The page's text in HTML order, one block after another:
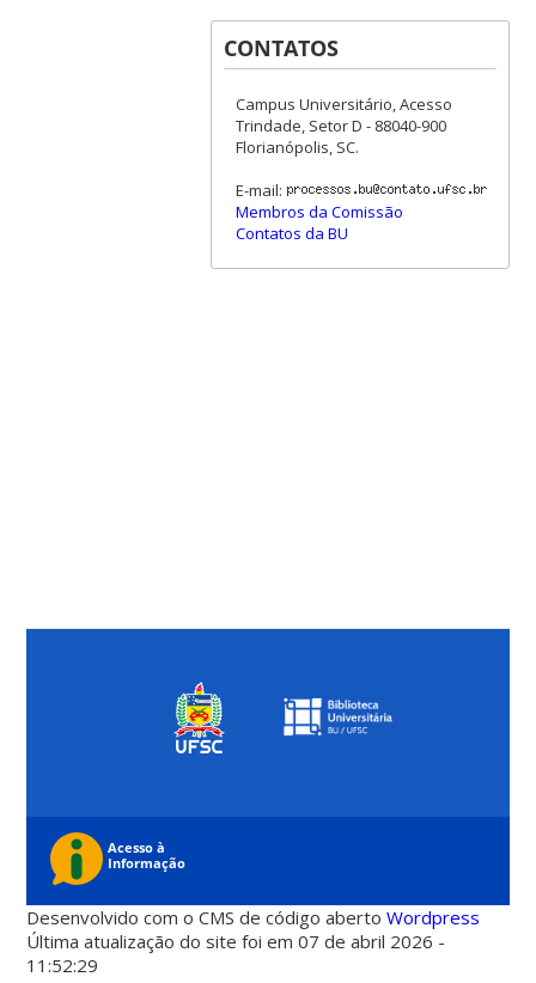
CONTATOS
Campus Universitário, Acesso
Trindade, Setor D - 88040-900
Florianópolis, SC.
E-mail:
Membros da Comissão
Contatos da BU
Desenvolvido com o CMS de código abertoWordpress
Última atualização do site foi em 07 de abril 2026 -
11:52:29